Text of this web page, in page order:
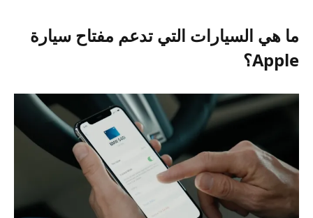
ما هي السيارات التي تدعم مفتاح سيارة
Apple؟